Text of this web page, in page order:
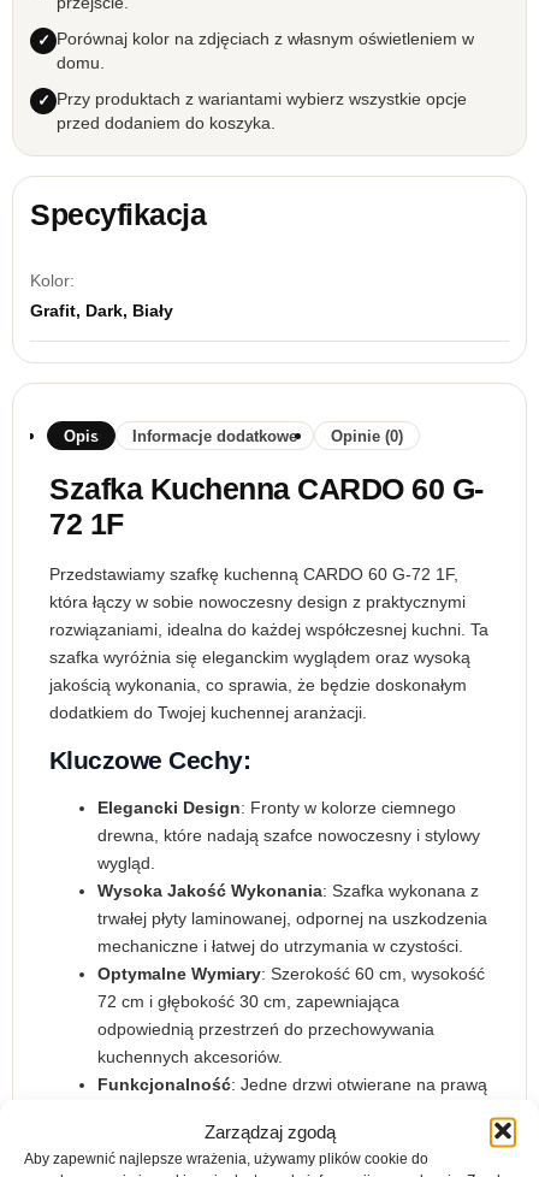
Zarządzaj zgodą
Aby zapewnić najlepsze wrażenia, używamy plików cookie do
Porównaj kolor na zdjęciach z własnym oświetleniem w
domu.
Przy produktach z wariantami wybierz wszystkie opcje
przed dodaniem do koszyka.
Specyfikacja
Kolor:
Grafit, Dark, Biały
Opis Informacje dodatkowe Opinie (0)
Szafka Kuchenna CARDO 60 G-
72 1F
Przedstawiamy szafkę kuchenną CARDO 60 G-72 1F,
która łączy w sobie nowoczesny design z praktycznymi
rozwiązaniami, idealna do każdej współczesnej kuchni. Ta
szafka wyróżnia się eleganckim wyglądem oraz wysoką
jakością wykonania, co sprawia, że będzie doskonałym
dodatkiem do Twojej kuchennej aranżacji.
Kluczowe Cechy:
Elegancki Design: Fronty w kolorze ciemnego
drewna, które nadają szafce nowoczesny i stylowy
wygląd.
Wysoka Jakość Wykonania: Szafka wykonana z
trwałej płyty laminowanej, odpornej na uszkodzenia
mechaniczne i łatwej do utrzymania w czystości.
Optymalne Wymiary: Szerokość 60 cm, wysokość
72 cm i głębokość 30 cm, zapewniająca
odpowiednią przestrzeń do przechowywania
kuchennych akcesoriów.
Funkcjonalność: Jedne drzwi otwierane na prawą
zawartości szafki.
Solidna Konstrukcja: Mocna i stabilna konstrukcja